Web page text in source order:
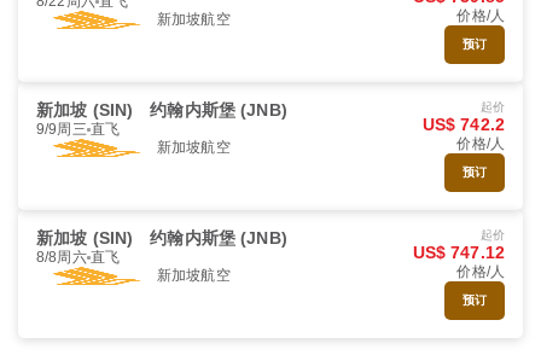
新加坡航空
价格/人
预订
新加坡 (SIN) 约翰内斯堡 (JNB)
9/9周三 直飞
新加坡航空
起价
US$ 742.2
价格/人
预订
新加坡 (SIN) 约翰内斯堡 (JNB)
8/8周六 直飞
新加坡航空
起价
US$ 747.12
价格/人
预订